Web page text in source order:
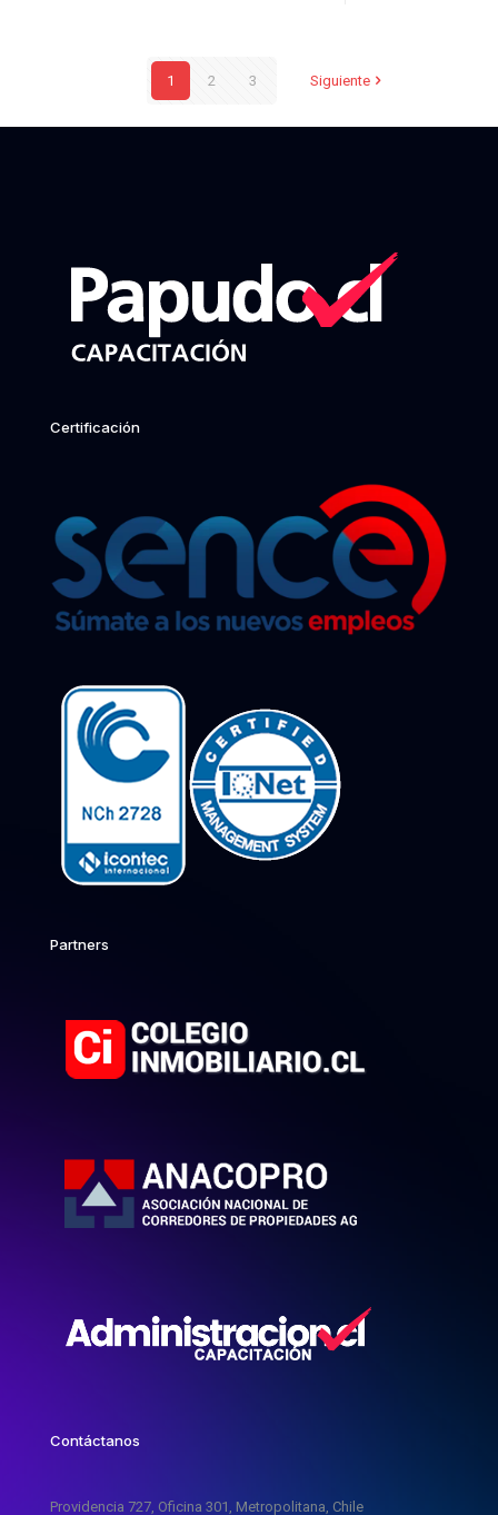
1 2 3 Siguiente
Certificación
Partners
Contáctanos
Providencia 727, Oficina 301, Metropolitana, Chile